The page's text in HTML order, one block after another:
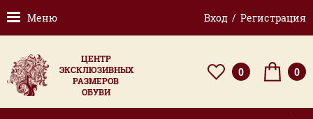
Меню Вход / Регистрация
ЦЕНТР
ЭКСКЛЮЗИВНЫХ
РАЗМЕРОВ
ОБУВИ
0 0